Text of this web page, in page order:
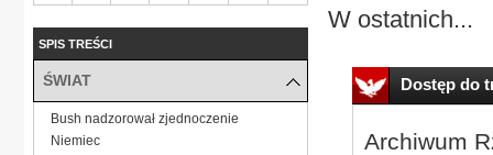
W ostatnich...
Dostęp do
Archiwum
SPIS TREŚCI
ŚWIAT
Bush nadzorował zjednoczenie
Niemiec